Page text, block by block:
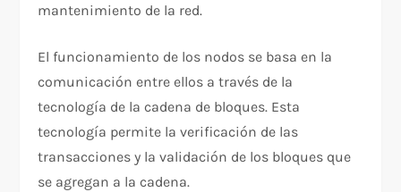
mantenimiento de la red.
El funcionamiento de los nodos se basa en la
comunicación entre ellos a través de la
tecnología de la cadena de bloques. Esta
tecnología permite la verificación de las
transacciones y la validación de los bloques que
se agregan a la cadena.